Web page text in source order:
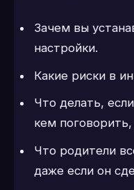
Зачем вы
настройки.
Какие риски в
Что делать,
кем поговорить,
Что родители
даже если он